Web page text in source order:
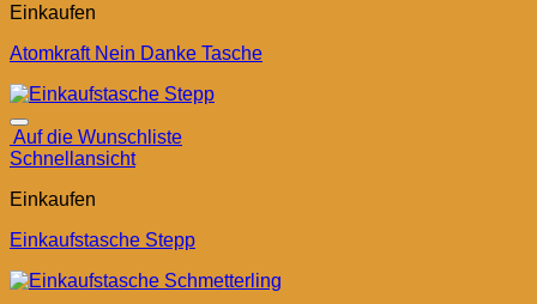
Einkaufen
Atomkraft Nein Danke Tasche
Auf die Wunschliste
Schnellansicht
Einkaufen
Einkaufstasche Stepp